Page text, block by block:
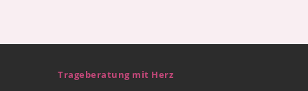
Trageberatung mit Herz